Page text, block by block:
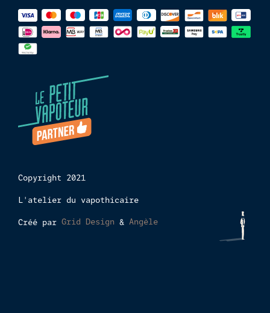
Méthodes
de
paiements
Copyright 2021
L'atelier du vapothicaire
Créé par Grid Design & Angèle